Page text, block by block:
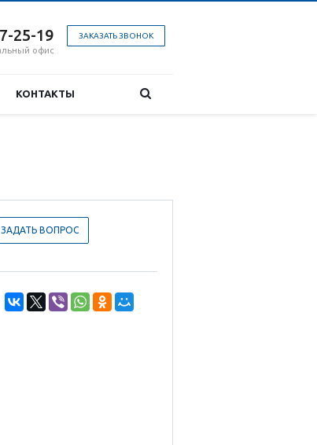
ЗАКАЗАТЬ ЗВОНОК
25-19
офис
КОНТАКТЫ
ЗАДАТЬ ВОПРОС